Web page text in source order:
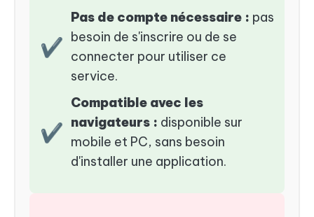
✔
Pas de compte nécessaire : pas
besoin de s'inscrire ou de se
connecter pour utiliser ce
service.
✔
Compatible avec les
navigateurs : disponible sur
mobile et PC, sans besoin
d'installer une application.